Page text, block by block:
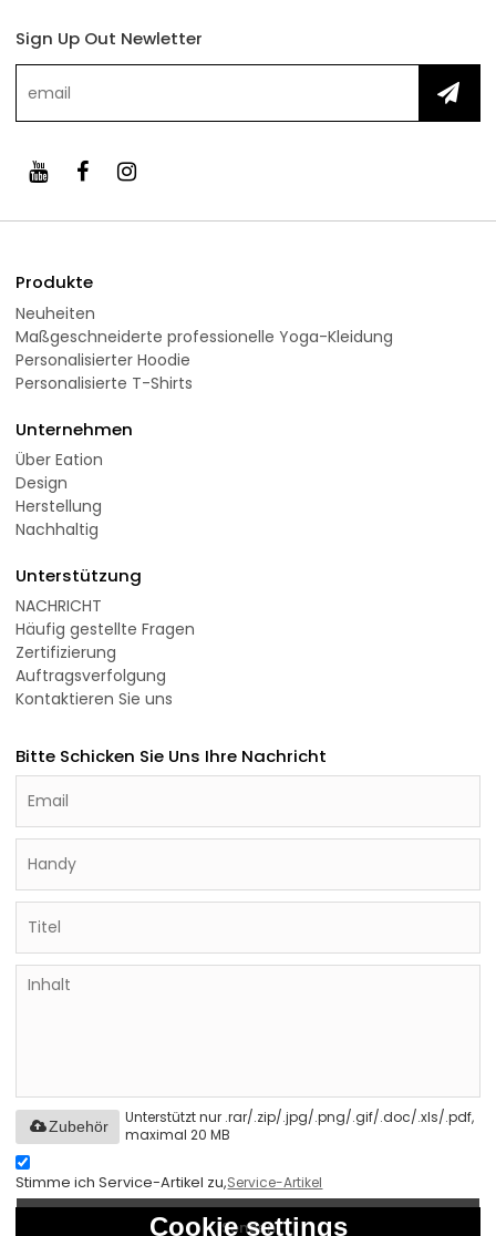
Sign Up Out Newletter
Produkte
Neuheiten
Maßgeschneiderte professionelle Yoga-Kleidung
Personalisierter Hoodie
Personalisierte T-Shirts
Unternehmen
Über Eation
Design
Herstellung
Nachhaltig
Unterstützung
NACHRICHT
Häufig gestellte Fragen
Zertifizierung
Auftragsverfolgung
Kontaktieren Sie uns
Bitte Schicken Sie Uns Ihre Nachricht
Unterstützt nur .rar/.zip/.jpg/.png/.gif/.doc/.xls/.pdf,
maximal 20 MB
Zubehör
Stimme ich Service-Artikel zu,Service-Artikel
Senden
Cookie settings